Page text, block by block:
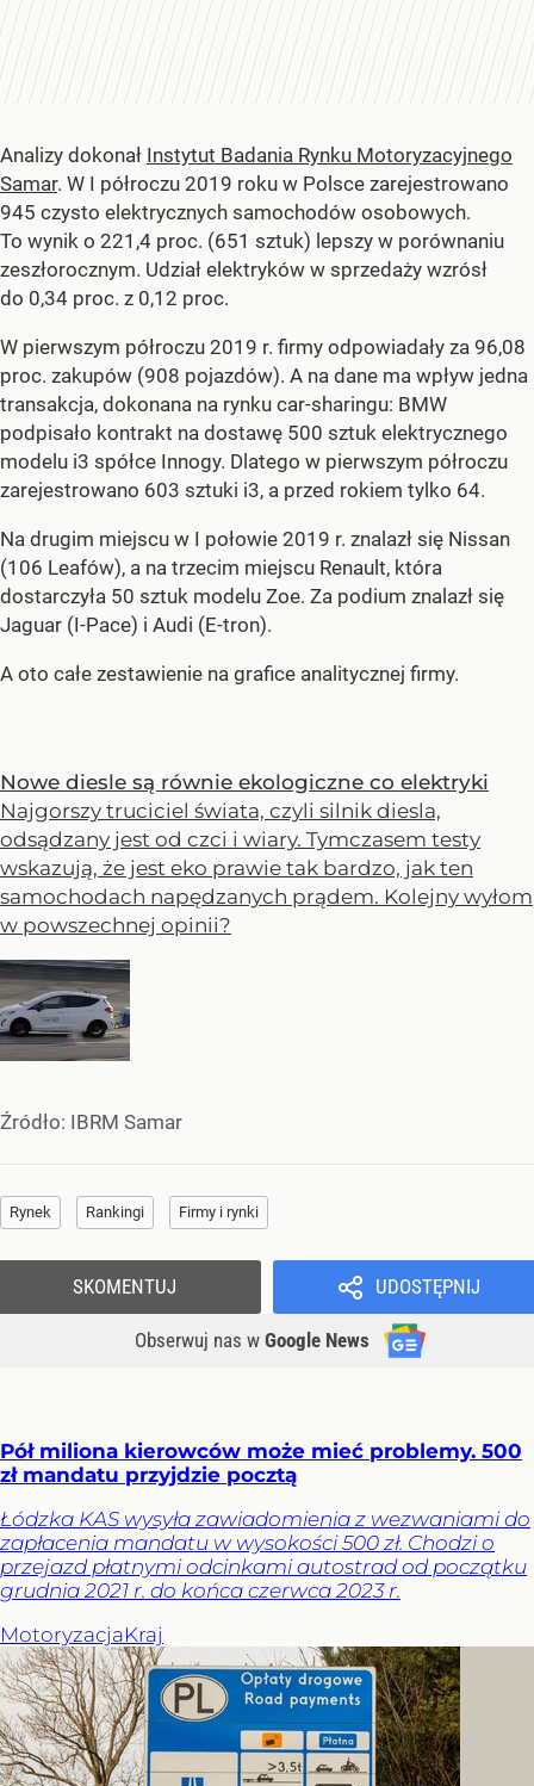
Analizy dokonał Instytut Badania Rynku Motoryzacyjnego
Samar. W I półroczu 2019 roku w Polsce zarejestrowano
945 czysto elektrycznych samochodów osobowych.
To wynik o 221,4 proc. (651 sztuk) lepszy w porównaniu
zeszłorocznym. Udział elektryków w sprzedaży wzrósł
do 0,34 proc. z 0,12 proc.
W pierwszym półroczu 2019 r. firmy odpowiadały za 96,08
proc. zakupów (908 pojazdów). A na dane ma wpływ jedna
transakcja, dokonana na rynku car-sharingu: BMW
podpisało kontrakt na dostawę 500 sztuk elektrycznego
modelu i3 spółce Innogy. Dlatego w pierwszym półroczu
zarejestrowano 603 sztuki i3, a przed rokiem tylko 64.
Na drugim miejscu w I połowie 2019 r. znalazł się Nissan
(106 Leafów), a na trzecim miejscu Renault, która
dostarczyła 50 sztuk modelu Zoe. Za podium znalazł się
Jaguar (I-Pace) i Audi (E-tron).
A oto całe zestawienie na grafice analitycznej firmy.
Nowe diesle są równie ekologiczne co elektryki
Najgorszy truciciel świata, czyli silnik diesla,
odsądzany jest od czci i wiary. Tymczasem testy
wskazują, że jest eko prawie tak bardzo, jak ten
samochodach napędzanych prądem. Kolejny wyłom
w powszechnej opinii?
Źródło: IBRM Samar
Rynek Rankingi Firmy i rynki
UDOSTĘPNIJ
Obserwuj nas w Google News
SKOMENTUJ
Pół miliona kierowców może mieć problemy. 500
zł mandatu przyjdzie pocztą
Łódzka KAS wysyła zawiadomienia z wezwaniami do
zapłacenia mandatu w wysokości 500 zł. Chodzi o
przejazd płatnymi odcinkami autostrad od początku
grudnia 2021 r. do końca czerwca 2023 r.
MotoryzacjaKraj